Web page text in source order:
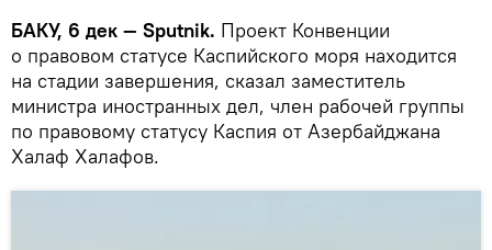
БАКУ, 6 дек — Sputnik. Проект Конвенции
о правовом статусе Каспийского моря находится
на стадии завершения, сказал заместитель
министра иностранных дел, член рабочей группы
по правовому статусу Каспия от Азербайджана
Халаф Халафов.